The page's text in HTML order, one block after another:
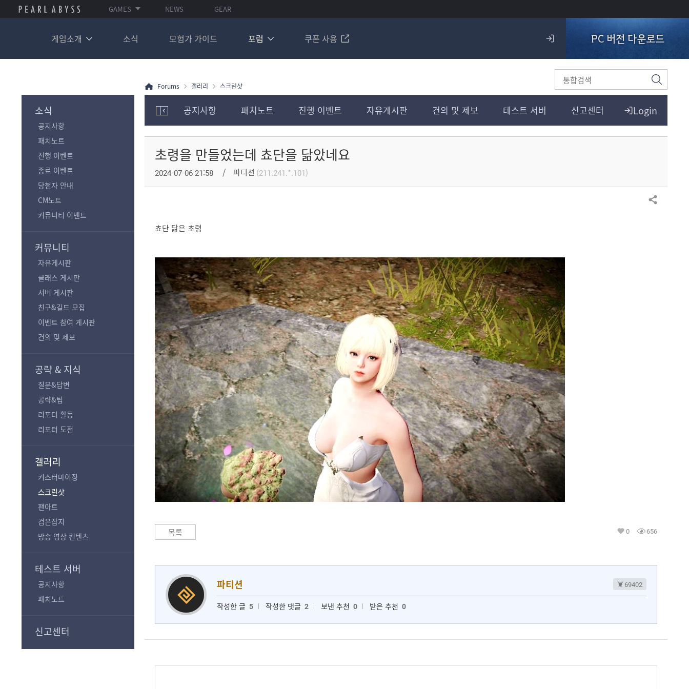
GAMES NEWS GEAR
게임소개 소식 모험가 가이드 포럼 쿠폰 사용
로
PC 버전 다운로드
소식
공지사항
패치노트
진행 이벤트
종료 이벤트
당첨자 안내
CM노트
커뮤니티 이벤트
커뮤니티
자유게시판
클래스 게시판
서버 게시판
친구&길드 모집
이벤트 참여 게시판
건의 및 제보
공략 & 지식
질문&답변
공략&팁
리포터 활동
리포터 도전
갤러리
커스터마이징
스크린샷
팬아트
검은잡지
방송 영상 컨텐츠
테스트 서버
공지사항
패치노트
신고센터
검
색
모
험
가
럼
테
고
보
Login
공지사항 패치노트 진행 이벤트 자유게시판 건의 및 제보 테스트 서버 신고센터
Forums 갤러리 스크린샷
초령을 만들었는데 쵸단을 닮았네요
2024-07-06 21:58 파티션 (211.241.*.101)
공유하기
쵸단 닮은 초령
목록 0 656
파티션 69402
작성한 글 5 작성한 댓글 2 보낸 추천 0 받은 추천 0